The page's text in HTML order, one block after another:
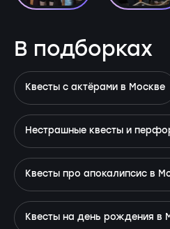
В подборках
Квесты с актёрами в Москве
Нестрашные квесты и
Квесты про апокалипсис в
Квесты на день рождения в